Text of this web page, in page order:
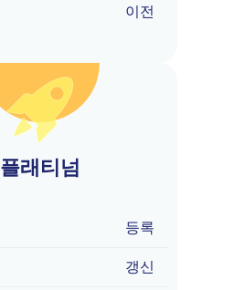
이전
플래티넘
등록
갱신